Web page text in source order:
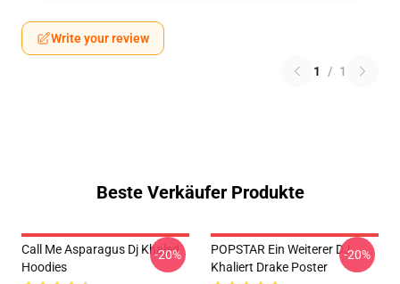
Write your review
1 / 1
Beste Verkäufer Produkte
Call Me Asparagus Dj Khaled
Hoodies
-20%
POPSTAR Ein Weiterer DJ
Khaliert Drake Poster
-20%